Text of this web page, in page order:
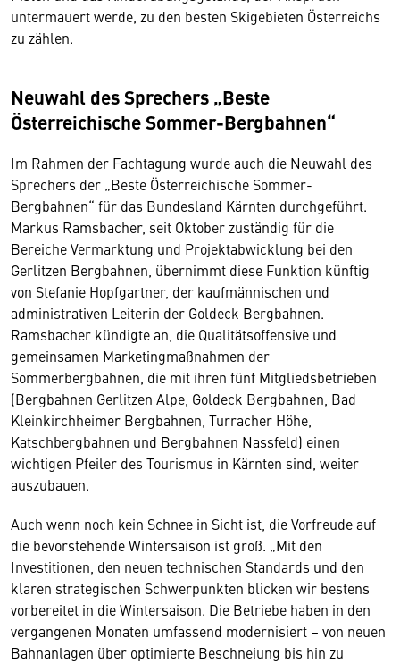
untermauert werde, zu den besten Skigebieten Österreichs
zu zählen.
Neuwahl des Sprechers „Beste
Österreichische Sommer-Bergbahnen“
Im Rahmen der Fachtagung wurde auch die Neuwahl des
Sprechers der „Beste Österreichische Sommer-
Bergbahnen“ für das Bundesland Kärnten durchgeführt.
Markus Ramsbacher, seit Oktober zuständig für die
Bereiche Vermarktung und Projektabwicklung bei den
Gerlitzen Bergbahnen, übernimmt diese Funktion künftig
von Stefanie Hopfgartner, der kaufmännischen und
administrativen Leiterin der Goldeck Bergbahnen.
Ramsbacher kündigte an, die Qualitätsoffensive und
gemeinsamen Marketingmaßnahmen der
Sommerbergbahnen, die mit ihren fünf Mitgliedsbetrieben
(Bergbahnen Gerlitzen Alpe, Goldeck Bergbahnen, Bad
Kleinkirchheimer Bergbahnen, Turracher Höhe,
Katschbergbahnen und Bergbahnen Nassfeld) einen
wichtigen Pfeiler des Tourismus in Kärnten sind, weiter
auszubauen.
Auch wenn noch kein Schnee in Sicht ist, die Vorfreude auf
die bevorstehende Wintersaison ist groß. „Mit den
Investitionen, den neuen technischen Standards und den
klaren strategischen Schwerpunkten blicken wir bestens
vorbereitet in die Wintersaison. Die Betriebe haben in den
vergangenen Monaten umfassend modernisiert – von neuen
Bahnanlagen über optimierte Beschneiung bis hin zu